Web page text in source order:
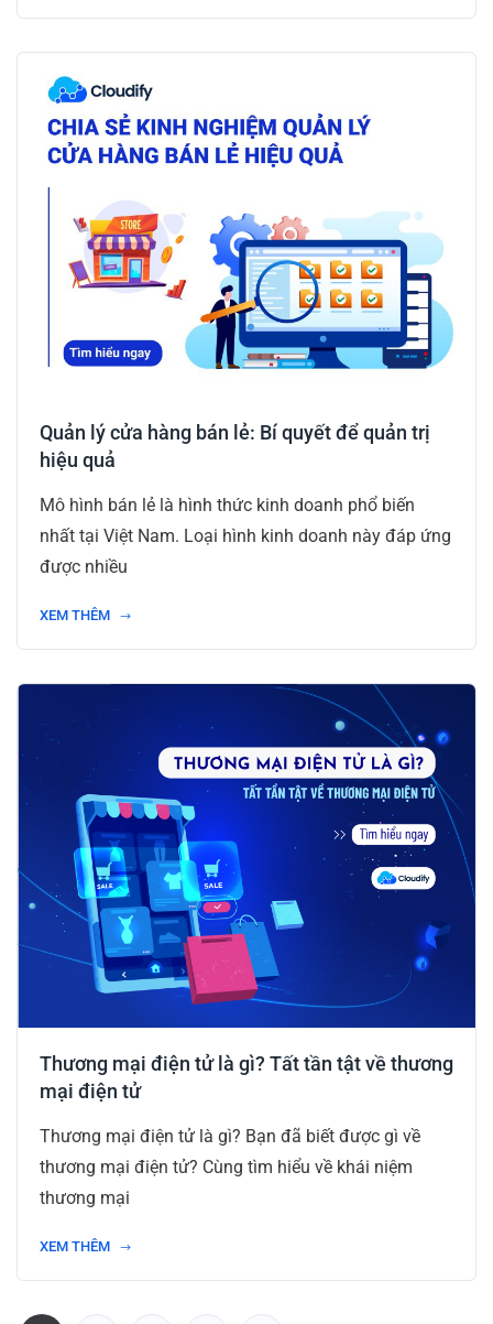
Quản lý cửa hàng bán lẻ: Bí quyết để quản trị
hiệu quả
Mô hình bán lẻ là hình thức kinh doanh phổ biến
nhất tại Việt Nam. Loại hình kinh doanh này đáp ứng
được nhiều
XEM THÊM
Thương mại điện tử là gì? Tất tần tật về thương
mại điện tử
Thương mại điện tử là gì? Bạn đã biết được gì về
thương mại điện tử? Cùng tìm hiểu về khái niệm
thương mại
XEM THÊM